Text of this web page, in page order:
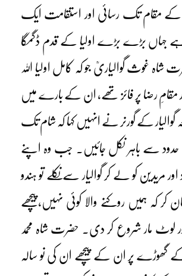
کے مقام تک رسائی اور استقامت ایک
ہے جہاں بڑے بڑے اولیا کے قدم ڈگمگا
غوث گوالیاریؒ جو کہ کامل اولیا اللہ
رضا پر فائز تھے، ان کے بارے میں
گوالیار کے گورنر نے انہیں کہا کہ شام تک
حدود سے باہر نکل جائیں۔ جب وہ اپنے
مریدین کو لے کر گوالیار سے نکلے تو ہندو
کر کہ ہمیں روکنے والا کوئی نہیں،پیچھے
اور لوٹ مار شروع کر دی۔ حضرت شاہ محمد
گھوڑے پر ان کے پیچھے ان کی نو سالہ